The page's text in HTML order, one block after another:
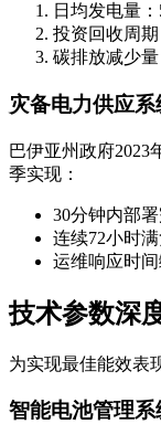
日均发电量
投资回收周期
碳排放减少
灾备电力供应系
巴伊亚州政府2023
季实现：
30分钟内部
连续72小时
运维响应时
技术参数深
为实现最佳能效表
智能电池管理系